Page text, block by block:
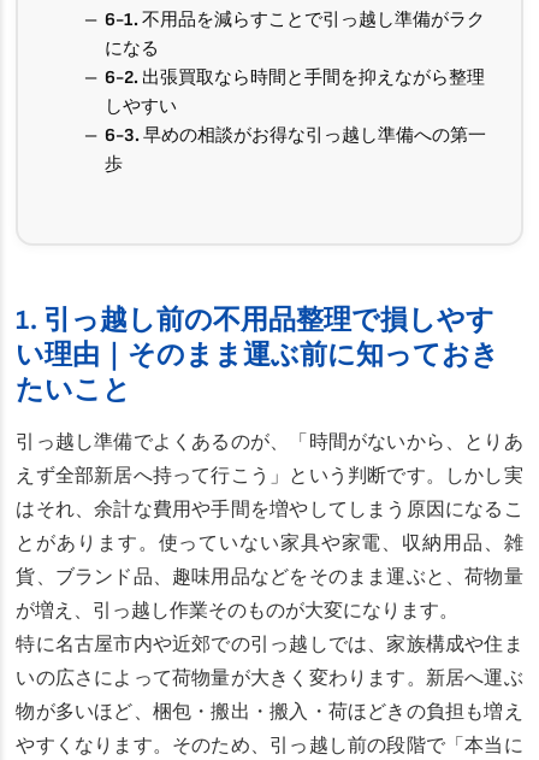
6-1. 不用品を減らすことで引っ越し準備がラク
になる
6-2. 出張買取なら時間と手間を抑えながら整理
しやすい
6-3. 早めの相談がお得な引っ越し準備への第一
歩
1. 引っ越し前の不用品整理で損しやす
い理由｜そのまま運ぶ前に知っておき
たいこと
引っ越し準備でよくあるのが、「時間がないから、とりあ
えず全部新居へ持って行こう」という判断です。しかし実
はそれ、余計な費用や手間を増やしてしまう原因になるこ
とがあります。使っていない家具や家電、収納用品、雑
貨、ブランド品、趣味用品などをそのまま運ぶと、荷物量
が増え、引っ越し作業そのものが大変になります。
特に名古屋市内や近郊での引っ越しでは、家族構成や住ま
いの広さによって荷物量が大きく変わります。新居へ運ぶ
物が多いほど、梱包・搬出・搬入・荷ほどきの負担も増え
やすくなります。そのため、引っ越し前の段階で「本当に